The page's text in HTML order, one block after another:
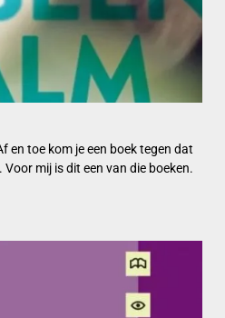
en toe kom je een boek tegen dat
mij is dit een van die boeken.